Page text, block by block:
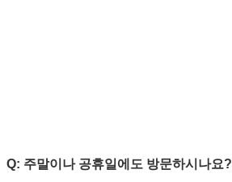
Q: 주말이나 공휴일에도 방문하시나요?